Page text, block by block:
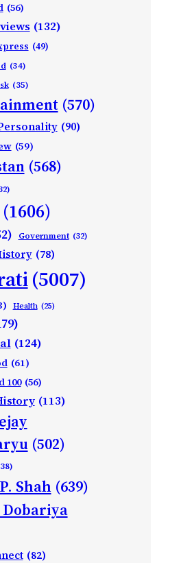
(56)
(132)
(49)
(34)
(35)
(570)
(90)
(59)
(568)
(1606)
Government (32)
(78)
(5007)
Health (25)
(124)
(61)
100 (56)
(113)
(502)
Shah (639)
(82)